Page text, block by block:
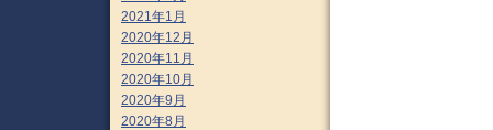
2021年1月
2020年12月
2020年11月
2020年10月
2020年9月
2020年8月